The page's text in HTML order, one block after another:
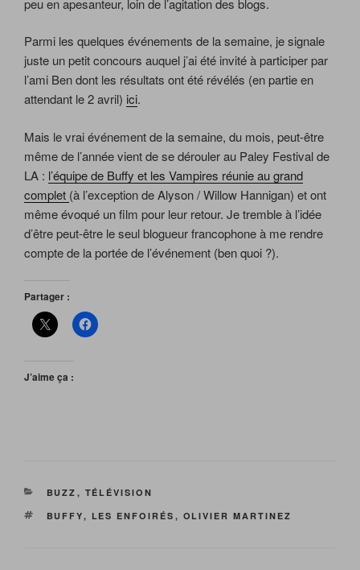
peu en apesanteur, loin de l’agitation des blogs.
Parmi les quelques événements de la semaine, je signale
juste un petit concours auquel j’ai été invité à participer par
l’ami Ben dont les résultats ont été révélés (en partie en
attendant le 2 avril) ici.
Mais le vrai événement de la semaine, du mois, peut-être
même de l’année vient de se dérouler au Paley Festival de
LA : l’équipe de Buffy et les Vampires réunie au grand
complet (à l’exception de Alyson / Willow Hannigan) et ont
même évoqué un film pour leur retour. Je tremble à l’idée
d’être peut-être le seul blogueur francophone à me rendre
compte de la portée de l’événement (ben quoi ?).
Partager :
J’aime ça :
CATÉGORIES
BUZZ , TÉLÉVISION
ÉTIQUETTES
BUFFY, LES ENFOIRÉS , OLIVIER MARTINEZ